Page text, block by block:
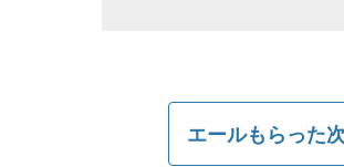
エールもらった